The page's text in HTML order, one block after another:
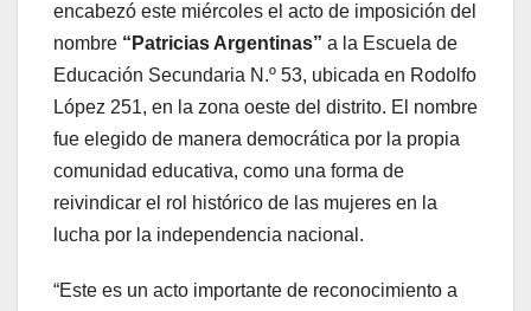
encabezó este miércoles el acto de imposición del
nombre “Patricias Argentinas” a la Escuela de
Educación Secundaria N.º 53, ubicada en Rodolfo
López 251, en la zona oeste del distrito. El nombre
fue elegido de manera democrática por la propia
comunidad educativa, como una forma de
reivindicar el rol histórico de las mujeres en la
lucha por la independencia nacional.
“Este es un acto importante de reconocimiento a